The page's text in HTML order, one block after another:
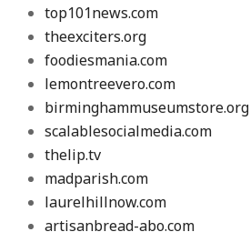
top101news.com
theexciters.org
foodiesmania.com
lemontreevero.com
birminghammuseumstore.org
scalablesocialmedia.com
thelip.tv
madparish.com
laurelhillnow.com
artisanbread-abo.com